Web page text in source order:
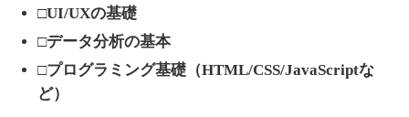
□UI/UXの基礎
□データ分析の基本
□プログラミング基礎（HTML/CSS/JavaScriptな
ど）